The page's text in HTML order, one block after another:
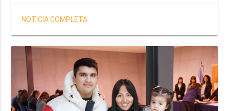
NOTICIA COMPLETA